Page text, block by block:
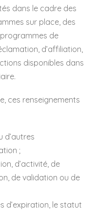
dans le cadre des
sur place, des
de
d’affiliation,
disponibles dans
ces renseignements
d’autres
;
d’activité, de
de validation ou de
d’expiration, le statut